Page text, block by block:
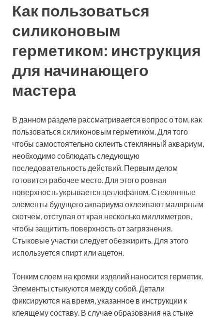
Как пользоваться
силиконовым
герметиком: инструкция
для начинающего
мастера
В данном разделе рассматривается вопрос о том, как
пользоваться силиконовым герметиком. Для того
чтобы самостоятельно склеить стеклянный аквариум,
необходимо соблюдать следующую
последовательность действий. Первым делом
готовится рабочее место. Для этого ровная
поверхность укрывается целлофаном. Стеклянные
элементы будущего аквариума оклеивают малярным
скотчем, отступая от края несколько миллиметров,
чтобы защитить поверхность от загрязнения.
Стыковые участки следует обезжирить. Для этого
используется спирт или ацетон.
Тонким слоем на кромки изделий наносится герметик.
Элементы стыкуются между собой. Детали
фиксируются на время, указанное в инструкции к
клеящему составу. В случае образования на стыке